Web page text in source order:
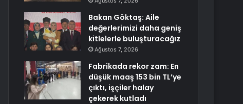
Bakan Göktaş: Aile
değerlerimizi daha geniş
kitlelerle buluşturacağız
Ağustos 7, 2026
Fabrikada rekor zam: En
düşük maaş 153 bin TL’ye
çıktı, işçiler halay
çekerek kutladı